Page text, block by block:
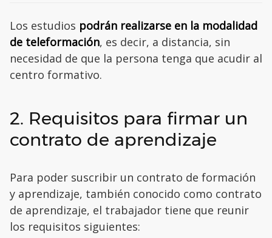
Los estudios podrán realizarse en la modalidad
de teleformación, es decir, a distancia, sin
necesidad de que la persona tenga que acudir al
centro formativo.
2. Requisitos para firmar un
contrato de aprendizaje
Para poder suscribir un contrato de formación
y aprendizaje, también conocido como contrato
de aprendizaje, el trabajador tiene que reunir
los requisitos siguientes: